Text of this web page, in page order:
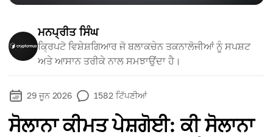
ਮਨਪ੍ਰੀਤ ਸਿੰਘ
ਕ੍ਰਿਪਟੋ ਵਿਸ਼ੇਸ਼ਗਿਆਰ ਜੋ ਬਲਾਕਚੇਨ ਤਕਨਾਲੋਜੀਆਂ ਨੂੰ ਸਪਸ਼ਟ
ਅਤੇ ਆਸਾਨ ਤਰੀਕੇ ਨਾਲ ਸਮਝਾਉਂਦਾ ਹੈ।
29 ਜੂਨ 2026 1582 ਟਿੱਪਣੀਆਂ
ਸੋਲਾਨਾ ਕੀਮਤ ਪੇਸ਼ਗੋਈ: ਕੀ ਸੋਲਾਨਾ